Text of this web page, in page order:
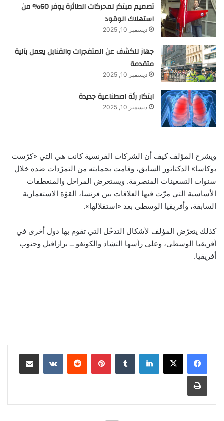
تصميم مبتكر لمحركات الطائرة يوفر 60% من
استهلاك الوقود
ديسمبر 10, 2025
جهاز للكشف عن المتفجرات والقنابل يعمل بآلية
متقدمة
ديسمبر 10, 2025
ابتكار رئة اصطناعية جديدة
ديسمبر 10, 2025
ويشرح المؤلف كيف أن الشركات الفرنسية كانت هي التي «كرّست
بوكاسا» الدكتاتور السابق، وقامت بحمايته من التمرّدات ضده خلال
سنوات التسعينات المنصرمة. ويستعرض المراحل والمنعطفات
الأساسية التي مرّت فيها العلاقات بين فرنسا، القوّة الاستعمارية
السابقة، وأفريقيا الوسطى بعد «استقلالها».
كذلك يتعرّض المؤلف لأشكال التدخّل التي تقوم بها دول أخرى في
أفريقيا الوسطى، وعلى رأسها التشاد والكونغو ــ برازافيل وجنوب
أفريقيا.
لينكدإن بينتيريست